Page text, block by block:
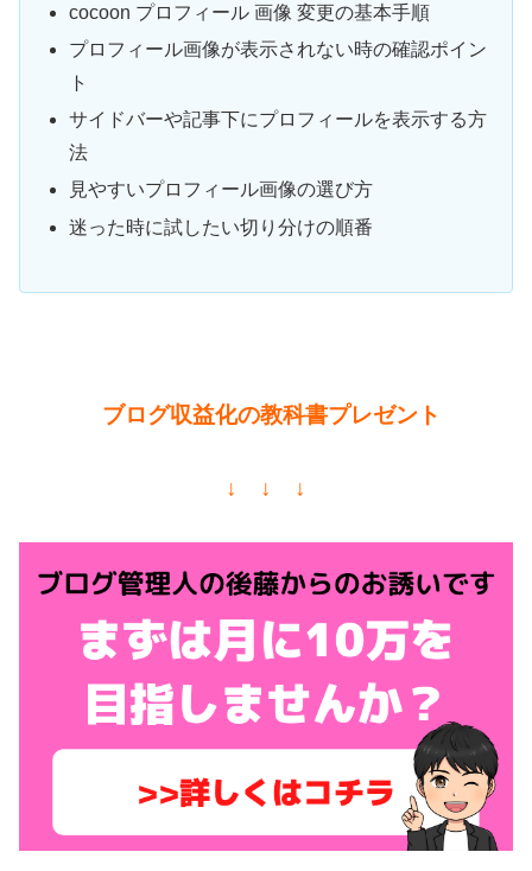
cocoon プロフィール 画像 変更の基本手順
プロフィール画像が表示されない時の確認ポイン
ト
サイドバーや記事下にプロフィールを表示する方
法
見やすいプロフィール画像の選び方
迷った時に試したい切り分けの順番
ブログ収益化の教科書プレゼント
↓ ↓ ↓